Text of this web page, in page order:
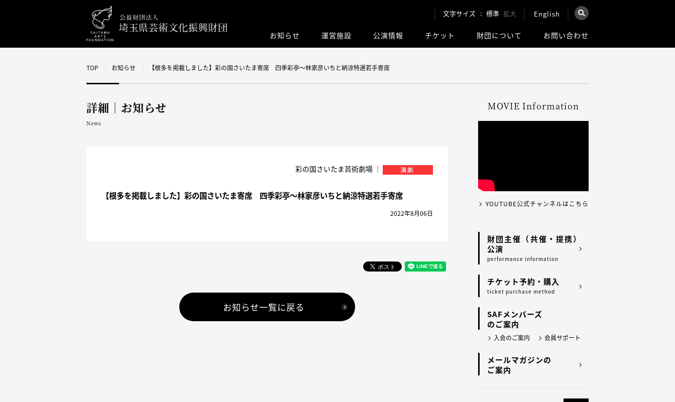
文字サイズ 標準 拡大 English
×
お知らせ 運営施設 公演情報 チケット 財団について お問い合わせ
TOP お知らせ 【根多を掲載しました】彩の国さいたま寄席 四季彩亭〜林家彦いちと納涼特選若手寄席
詳細｜お知らせ
News
彩の国さいたま芸術劇場 ｜
【根多を掲載しました】彩の国さいたま寄席 四季彩亭〜林家彦いちと納涼特選若手寄席
2022年8月06日
お知らせ一覧に戻る
MOVIE Information
YOUTUBE公式チャンネルはこちら
財団主催（共催・提携）
公演
performance information
チケット予約・購入
ticket purchase method
SAFメンバーズ
のご案内
入会のご案内 会員サポート
メールマガジンの
ご案内